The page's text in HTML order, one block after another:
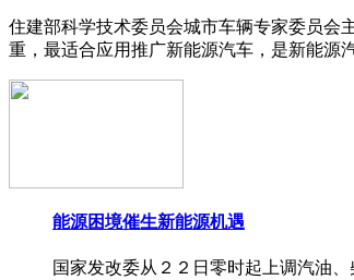
住建部科学技术委员会城市车辆专家委员会
重，最适合应用推广新能源汽车，是新能源
能源困境催生新能源机遇
国家发改委从２２日零时起上调汽油